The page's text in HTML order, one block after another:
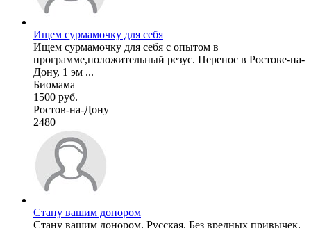
Ищем сурмамочку для себя
Ищем сурмамочку для себя с опытом в
программе,положительный резус. Перенос в Ростове-на-
Дону, 1 эм ...
Биомама
1500 руб.
Ростов-на-Дону
2480
Стану вашим донором
Стану вашим донором. Русская. Без вредных привычек.